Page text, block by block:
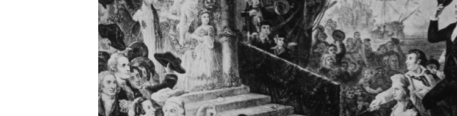
IDEALS AND INSTITUTIONS